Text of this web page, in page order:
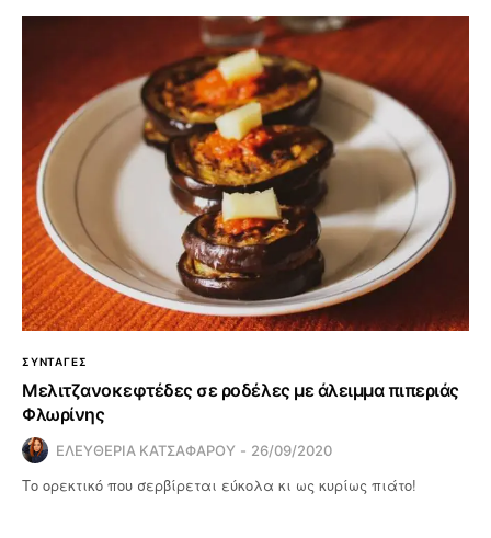
ΣΥΝΤΑΓΕΣ
Μελιτζανοκεφτέδες σε ροδέλες με άλειμμα πιπεριάς
Φλωρίνης
ΕΛΕΥΘΕΡΙΑ ΚΑΤΣΑΦΑΡΟΥ 26/09/2020
Το ορεκτικό που σερβίρεται εύκολα κι ως κυρίως πιάτο!